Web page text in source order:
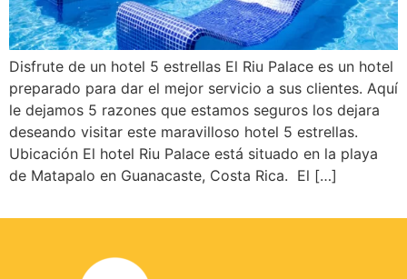
Disfrute de un hotel 5 estrellas El Riu Palace es un hotel
preparado para dar el mejor servicio a sus clientes. Aquí
le dejamos 5 razones que estamos seguros los dejara
deseando visitar este maravilloso hotel 5 estrellas.
Ubicación El hotel Riu Palace está situado en la playa
de Matapalo en Guanacaste, Costa Rica. El […]